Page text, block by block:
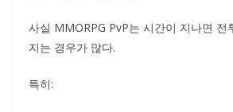
사실 MMORPG PvP는 시간이 지나면 전
지는 경우가 많다.
특히: